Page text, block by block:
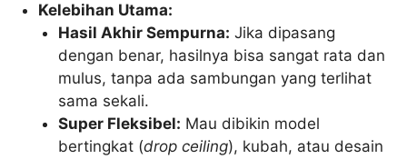
Kelebihan Utama:
Hasil Akhir Sempurna: Jika dipasang
dengan benar, hasilnya bisa sangat rata dan
mulus, tanpa ada sambungan yang terlihat
sama sekali.
Super Fleksibel: Mau dibikin model
bertingkat (drop ceiling), kubah, atau desain